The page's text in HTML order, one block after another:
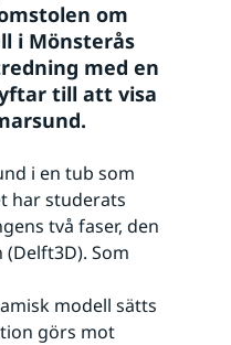
om
i Mönsterås
med en
till att visa
i en tub som
har studerats
två faser, den
Som
modell sätts
görs mot